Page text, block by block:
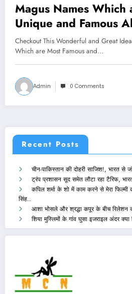
Magus Names Which
Unique and Famous
Worlds
Checkout This Wonderful and Great
Which are Most Famous and…
Admin 0 Comments
Recent Posts
चीन-पाकिस्तान की दोहरी साजिश!, भारत से
ट्रंप प्रशासन सूद समेत लौटा रहा टैरिफ,
कपिल शर्मा के शो में काम करने से मेरा फिल्मी
सिंह..
आशा भोसले और श्रद्धा कपूर के बीच
शिया मुस्लिमों के गांव घुसा इजराइल अंदर